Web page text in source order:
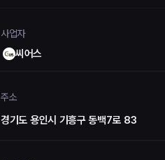
사업자
씨어스
주소
경기도 용인시 기흥구 동백7로 83